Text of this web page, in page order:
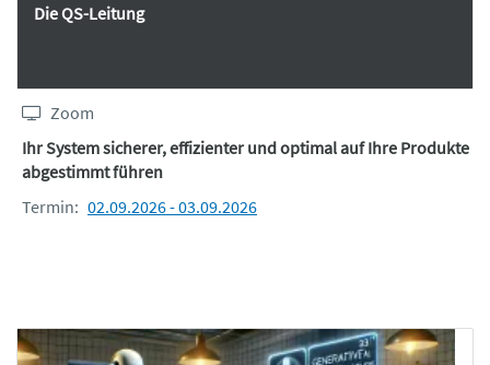
Die QS-Leitung
Zoom
Ihr System sicherer, effizienter und optimal auf Ihre Produkte
abgestimmt führen
Termin: 02.09.2026 - 03.09.2026